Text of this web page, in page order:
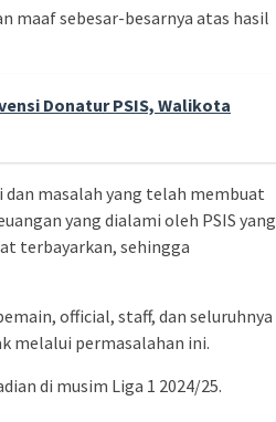
maaf sebesar-besarnya atas hasil
Donatur PSIS, Walikota
dan masalah yang telah membuat
yang dialami oleh PSIS yang
terbayarkan, sehingga
official, staff, dan seluruhnya
melalui permasalahan ini.
di musim Liga 1 2024/25.